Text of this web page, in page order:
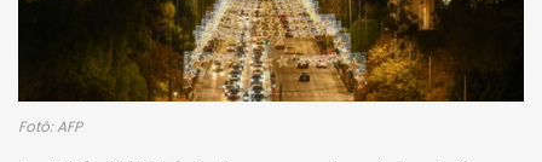
Fotó: AFP